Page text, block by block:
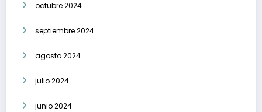
octubre 2024
septiembre 2024
agosto 2024
julio 2024
junio 2024